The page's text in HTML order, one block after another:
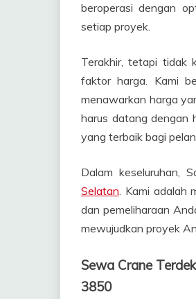
beroperasi dengan
setiap proyek.
Terakhir, tetapi tidak
faktor harga. Kami
menawarkan harga
harus datang dengan
yang terbaik bagi
Dalam keseluruhan,
Selatan. Kami adalah
dan pemeliharaan
mewujudkan proyek
Sewa Crane
3850